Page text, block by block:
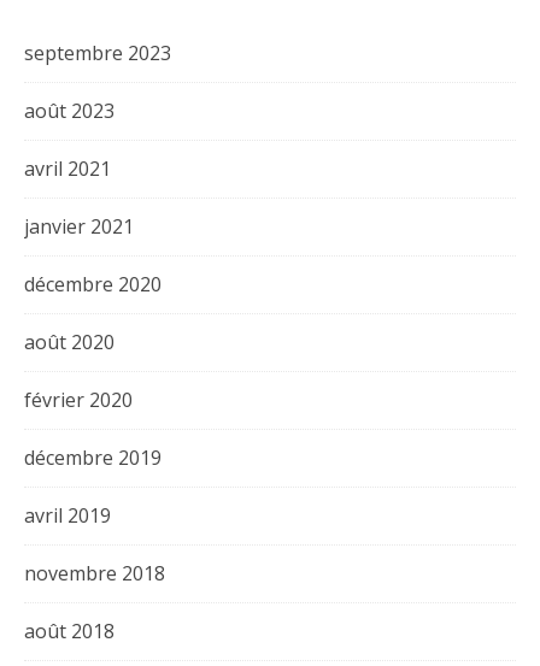
septembre 2023
août 2023
avril 2021
janvier 2021
décembre 2020
août 2020
février 2020
décembre 2019
avril 2019
novembre 2018
août 2018